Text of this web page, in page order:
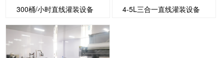
300桶/小时直线灌装设备 4-5L三合一直线灌装设备